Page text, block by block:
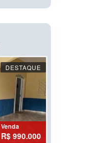
DESTAQUE
Venda
R$ 990.000